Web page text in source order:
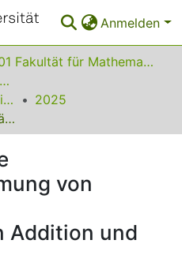
Anmelden
01 Fakultät für Mathematik
Institut für Entwicklung und Erforschung des Mathematikunterrichts
Beiträge zum Mathematikunterricht
2025
Kriteriengeleitete Qualitätsbestimmung von Erklärvideos zur halbschriftlichen Addition und Subtraktion
von
Addition und